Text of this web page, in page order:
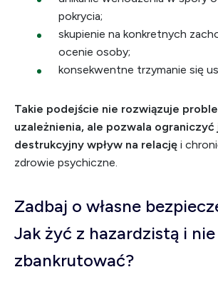
pokrycia;
skupienie na konkretnych
ocenie osoby;
konsekwentne trzymanie się
Takie podejście nie rozwiązuje
uzależnienia, ale pozwala ograniczyć
destrukcyjny wpływ na relację i
zdrowie psychiczne.
Zadbaj o własne
Jak żyć z hazardzistą i nie
zbankrutować?